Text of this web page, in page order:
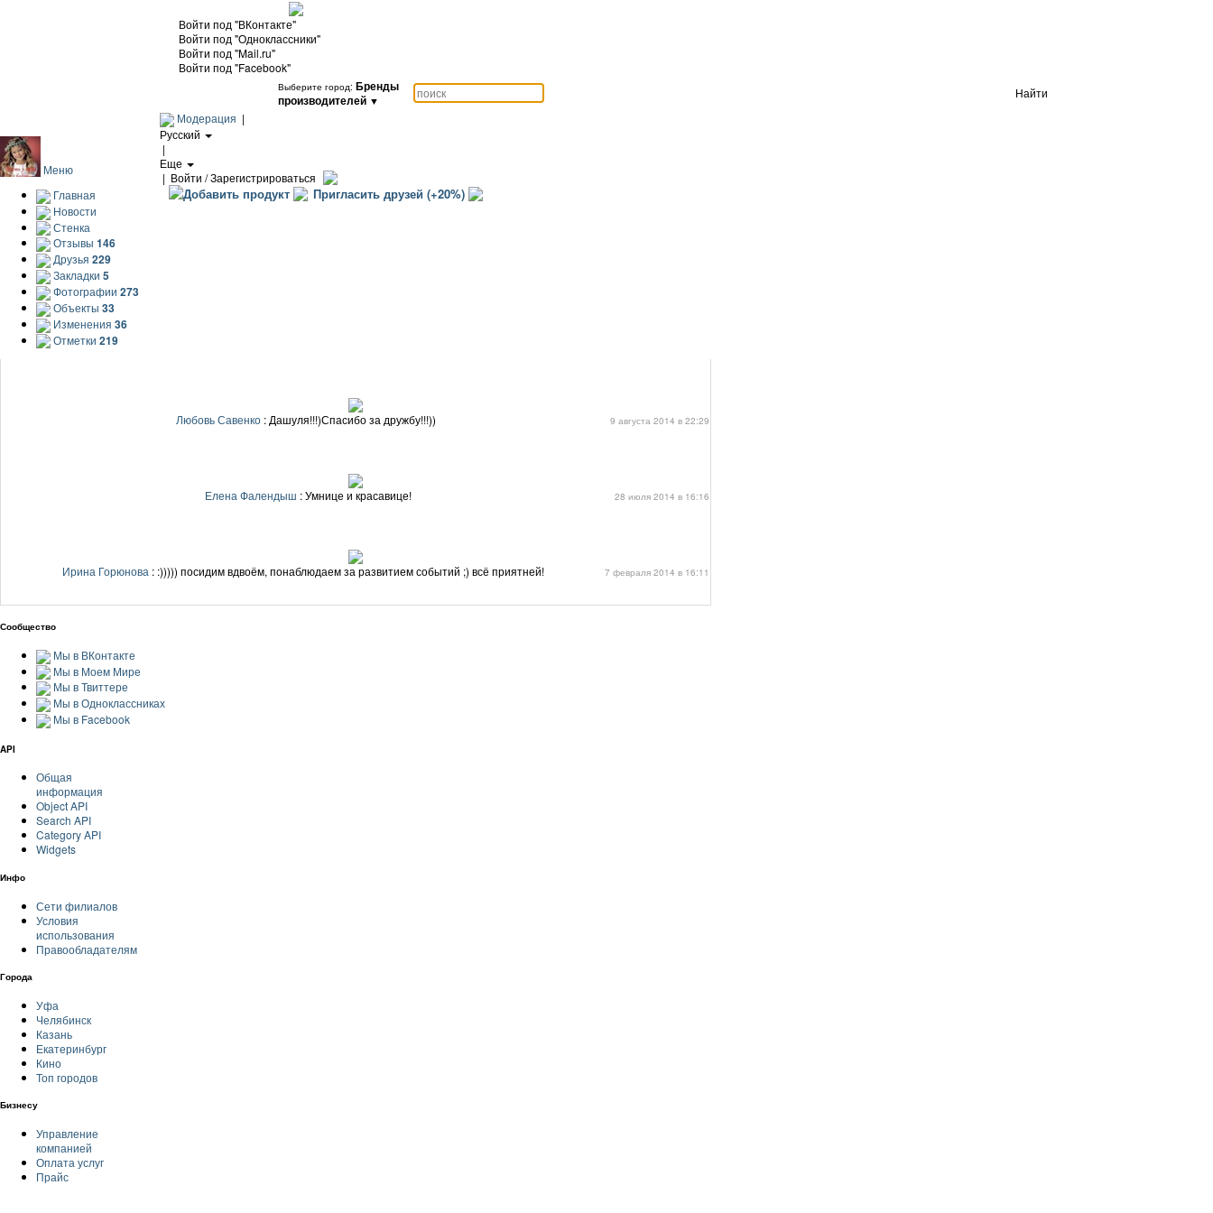
Войти под "ВКонтакте"
Войти под "Одноклассники"
Войти под "Mail.ru"
Войти под "Facebook"
Выберите город: Бренды
производителей ▼
Найти
Модерация |
Русский
|
Еще
| Войти / Зарегистрироваться
Добавить продукт Пригласить друзей (+20%)
Меню
Главная
Новости
Стенка
Отзывы 146
Друзья 229
Закладки 5
Фотографии 273
Объекты 33
Изменения 36
Отметки 219
Любовь Савенко : Дашуля!!!)Спасибо за дружбу!!!)) 9 августа 2014 в 22:29
Елена Фалендыш : Умнице и красавице! 28 июля 2014 в 16:16
Ирина Горюнова : :))))) посидим вдвоём, понаблюдаем за развитием событий ;) всё приятней! 7 февраля 2014 в 16:11
Сообщество
Мы в ВКонтакте
Мы в Моем Мире
Мы в Твиттере
Мы в Одноклассниках
Мы в Facebook
API
Общая
информация
Object API
Search API
Category API
Widgets
Инфо
Сети филиалов
Условия
использования
Правообладателям
Города
Уфа
Челябинск
Казань
Екатеринбург
Кино
Топ городов
Бизнесу
Управление
компанией
Оплата услуг
Прайс